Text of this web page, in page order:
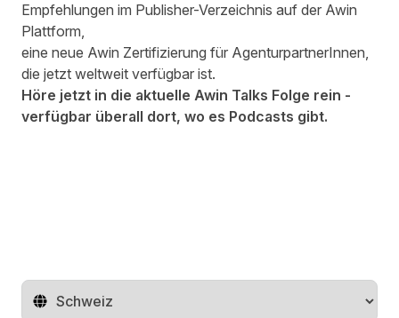
Empfehlungen im Publisher-Verzeichnis auf der Awin
Plattform,
eine neue Awin Zertifizierung für AgenturpartnerInnen,
die jetzt weltweit verfügbar ist.
Höre jetzt in die aktuelle Awin Talks Folge rein -
verfügbar überall dort, wo es Podcasts gibt.
Region ändern